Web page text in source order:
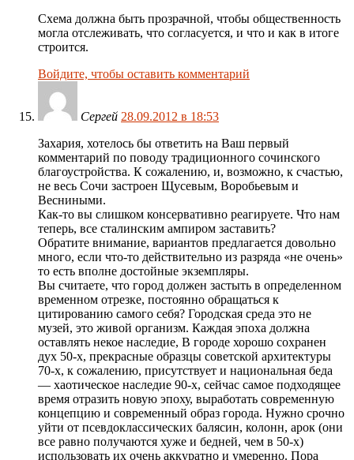
Схема должна быть прозрачной, чтобы общественность
могла отслеживать, что согласуется, и что и как в итоге
строится.
Войдите, чтобы оставить комментарий
Сергей 28.09.2012 в 18:53
Захария, хотелось бы ответить на Ваш первый
комментарий по поводу традиционного сочинского
благоустройства. К сожалению, и, возможно, к счастью,
не весь Сочи застроен Щусевым, Воробьевым и
Весниными.
Как-то вы слишком консервативно реагируете. Что нам
теперь, все сталинским ампиром заставить?
Обратите внимание, вариантов предлагается довольно
много, если что-то действительно из разряда «не очень»
то есть вполне достойные экземпляры.
Вы считаете, что город должен застыть в определенном
временном отрезке, постоянно обращаться к
цитированию самого себя? Городская среда это не
музей, это живой организм. Каждая эпоха должна
оставлять некое наследие, В городе хорошо сохранен
дух 50-х, прекрасные образцы советской архитектуры
70-х, к сожалению, присутствует и национальная беда
— хаотическое наследие 90-х, сейчас самое подходящее
время отразить новую эпоху, выработать современную
концепцию и современный образ города. Нужно срочно
уйти от псевдоклассических балясин, колонн, арок (они
все равно получаются хуже и бедней, чем в 50-х)
использовать их очень аккуратно и умеренно. Пора